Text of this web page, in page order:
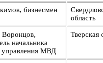
бизнесмен
область
Воронцов,
начальника
управления МВД
Тверская